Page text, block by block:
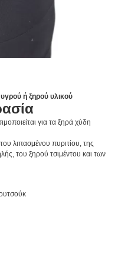
ή ξηρού υλικού
για τα ξηρά χύδη
λιπασμένου πυριτίου, της
του ξηρού τσιμέντου και των